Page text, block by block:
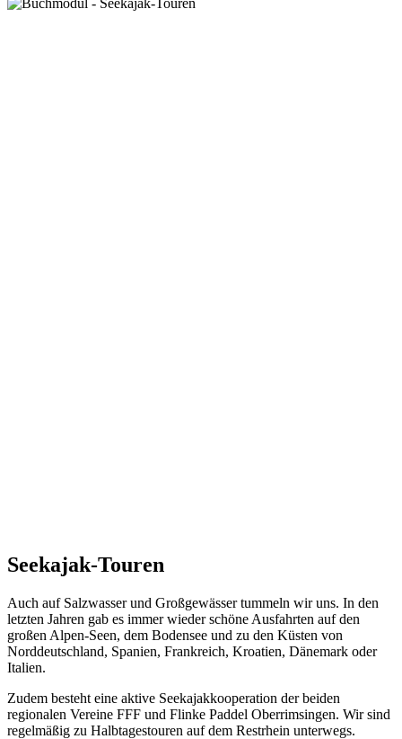
Seekajak-Touren
Auch auf Salzwasser und Großgewässer tummeln wir uns. In den
letzten Jahren gab es immer wieder schöne Ausfahrten auf den
großen Alpen-Seen, dem Bodensee und zu den Küsten von
Norddeutschland, Spanien, Frankreich, Kroatien, Dänemark oder
Italien.
Zudem besteht eine aktive Seekajakkooperation der beiden
regionalen Vereine FFF und Flinke Paddel Oberrimsingen. Wir sind
regelmäßig zu Halbtagestouren auf dem Restrhein unterwegs.